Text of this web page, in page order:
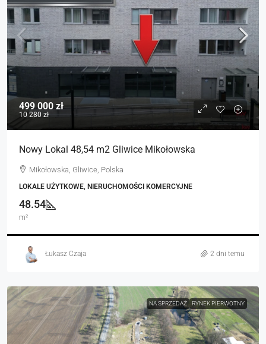
499 000 zł
10 280 zł
Nowy Lokal 48,54 m2 Gliwice Mikołowska
Mikołowska, Gliwice, Polska
LOKALE UŻYTKOWE, NIERUCHOMOŚCI KOMERCYJNE
48.54
m²
Łukasz Czaja 2 dni temu
NA SPRZEDAŻ RYNEK PIERWOTNY